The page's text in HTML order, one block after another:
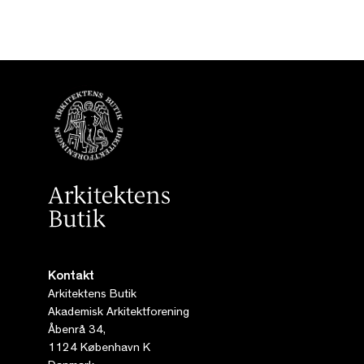
Kontakt
Arkitektens Butik
Akademisk Arkitektforening
Åbenrå 34,
1124 København K